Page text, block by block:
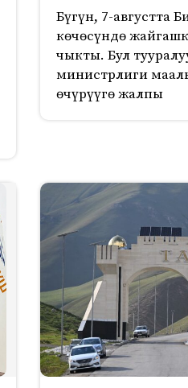
Бүгүн, 7-августта
көчөсүндө
чыкты. Бул
министрлиги
өчүрүүгө жалпы